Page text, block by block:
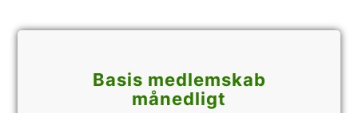
Basis medlemskab
månedligt